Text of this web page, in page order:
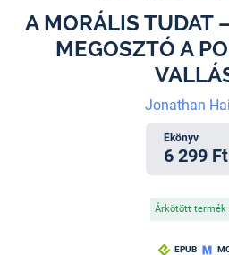
A MORÁLIS TUDAT
MEGOSZTÓ A
Jonathan
Ekönyv
6 299 Ft
Árkötött termék
EPUB